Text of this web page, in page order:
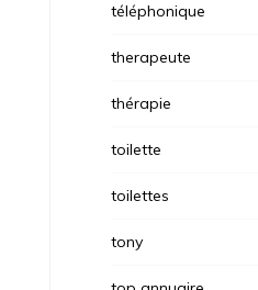
téléphonique
therapeute
thérapie
toilette
toilettes
tony